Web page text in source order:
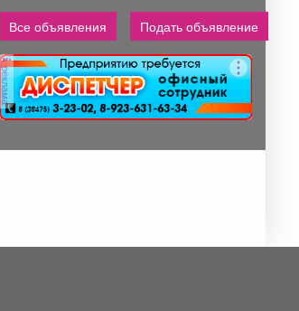
Все объявления Подать объявление
реклама